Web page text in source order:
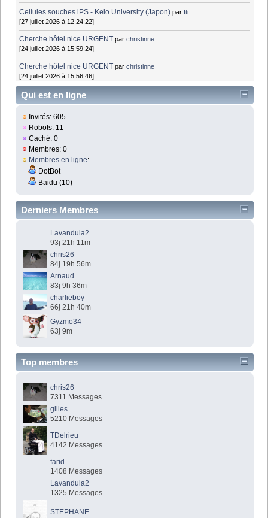
Cellules souches iPS - Keio University (Japon) parfti
[27 juillet 2026 à 12:24:22]
Cherche hôtel nice URGENT parchristinne
[24 juillet 2026 à 15:59:24]
Cherche hôtel nice URGENT parchristinne
[24 juillet 2026 à 15:56:46]
Qui est en ligne
Invités: 605
Robots: 11
Caché: 0
Membres: 0
Membres en ligne:
DotBot
Baidu (10)
Derniers Membres
Lavandula2
93j 21h 11m
chris26
84j 19h 56m
Arnaud
83j 9h 36m
charlieboy
66j 21h 40m
Gyzmo34
63j 9m
Top membres
chris26
7311 Messages
gilles
5210 Messages
TDelrieu
4142 Messages
farid
1408 Messages
Lavandula2
1325 Messages
STEPHANE